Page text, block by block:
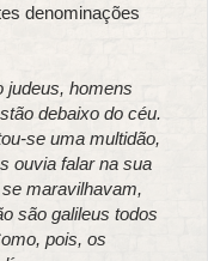
denominações
judeus, homens
debaixo do céu.
se uma multidão,
ouvia falar na sua
maravilhavam,
são galileus todos
pois, os